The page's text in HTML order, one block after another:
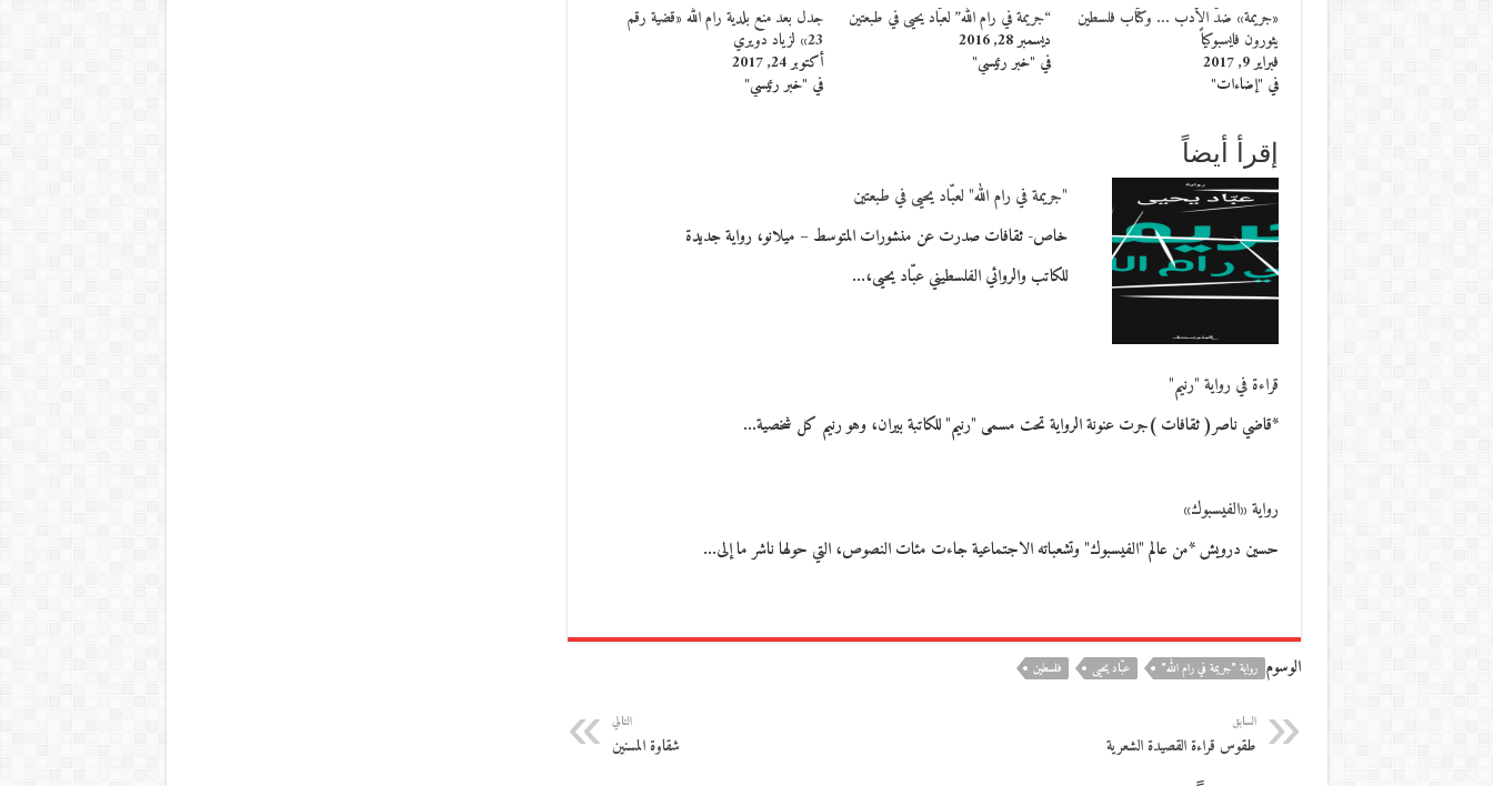
«جريمة» ضدّ الأدب … وكتّاب فلسطين
يثورون فايسبوكياً
فبراير 9, 2017
في "إضاءات"
“جريمة في رام الله” لعبّاد يحيى في طبعتين
ديسمبر 28, 2016
في "خبر رئيسي"
جدل بعد منع بلدية رام الله «قضية رقم
23» لزياد دويري
أكتوبر 24, 2017
في "خبر رئيسي"
إقرأ أيضاً
"جريمة في رام الله" لعبّاد يحيى في طبعتين
خاص- ثقافات صدرت عن منشورات المتوسط – ميلانو، رواية جديدة
للكاتب والروائي الفلسطيني عبّاد يحيى،…
قراءة في رواية "رنيم"
*قاضي ناصر( ثقافات )جرت عنونة الرواية تحت مسمى "رنيم" للكاتبة بيران، وهو رنيم كل شخصية…
رواية «الفيسبوك»
حسين درويش *من عالم "الفيسبوك" وتشعباته الاجتماعية جاءت مئات النصوص، التي حولها ناشر ما إلى…
الوسوم رواية "جريمة في رام الله" عبّاد يحيى فلسطين
السابق
طقوس قراءة القصيدة الشعرية
التالي
شقاوة المسنين